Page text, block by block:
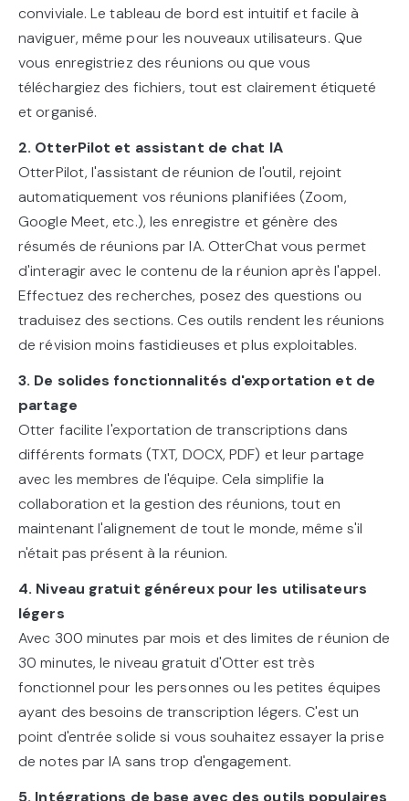
conviviale. Le tableau de bord est intuitif et facile à
naviguer, même pour les nouveaux utilisateurs. Que
vous enregistriez des réunions ou que vous
téléchargiez des fichiers, tout est clairement étiqueté
et organisé.
2. OtterPilot et assistant de chat IA
OtterPilot, l'assistant de réunion de l'outil, rejoint
automatiquement vos réunions planifiées (Zoom,
Google Meet, etc.), les enregistre et génère des
résumés de réunions par IA. OtterChat vous permet
d'interagir avec le contenu de la réunion après l'appel.
Effectuez des recherches, posez des questions ou
traduisez des sections. Ces outils rendent les réunions
de révision moins fastidieuses et plus exploitables.
3. De solides fonctionnalités d'exportation et de
partage
Otter facilite l'exportation de transcriptions dans
différents formats (TXT, DOCX, PDF) et leur partage
avec les membres de l'équipe. Cela simplifie la
collaboration et la gestion des réunions, tout en
maintenant l'alignement de tout le monde, même s'il
n'était pas présent à la réunion.
4. Niveau gratuit généreux pour les utilisateurs
légers
Avec 300 minutes par mois et des limites de réunion de
30 minutes, le niveau gratuit d'Otter est très
fonctionnel pour les personnes ou les petites équipes
ayant des besoins de transcription légers. C'est un
point d'entrée solide si vous souhaitez essayer la prise
de notes par IA sans trop d'engagement.
5. Intégrations de base avec des outils populaires